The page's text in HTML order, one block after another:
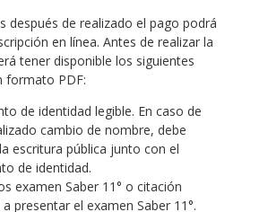
después de realizado el pago podrá
en línea. Antes de realizar la
tener disponible los siguientes
formato PDF:
de identidad legible. En caso de
cambio de nombre, debe
escritura pública junto con el
de identidad.
examen Saber 11° o citación
presentar el examen Saber 11°.